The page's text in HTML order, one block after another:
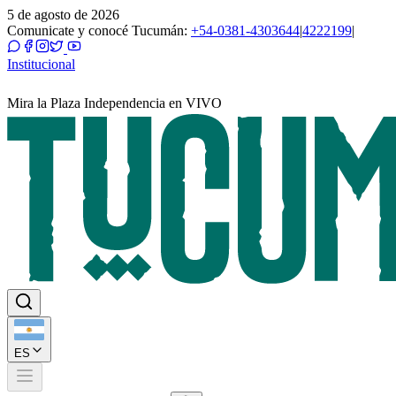
5 de agosto de 2026
Comunicate y conocé Tucumán: +54-0381-4303644|4222199|
Institucional
Mira la Plaza Independencia en VIVO
ES